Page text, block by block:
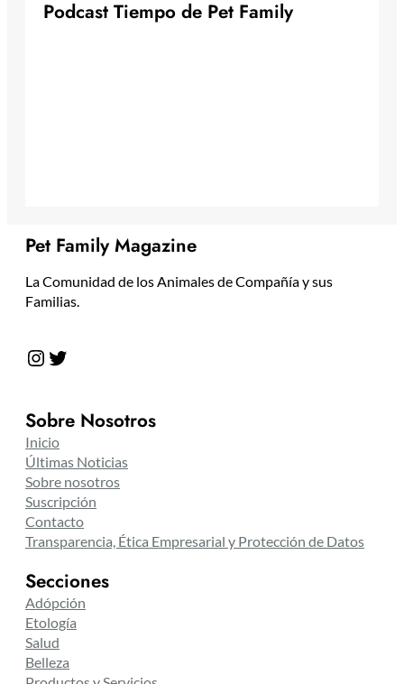
Podcast Tiempo de Pet Family
Pet Family Magazine
La Comunidad de los Animales de Compañía y sus
Familias.
Instagram Twitter
Sobre Nosotros
Inicio
Últimas Noticias
Sobre nosotros
Suscripción
Contacto
Transparencia, Ética Empresarial y Protección de Datos
Secciones
Adópción
Etología
Salud
Belleza